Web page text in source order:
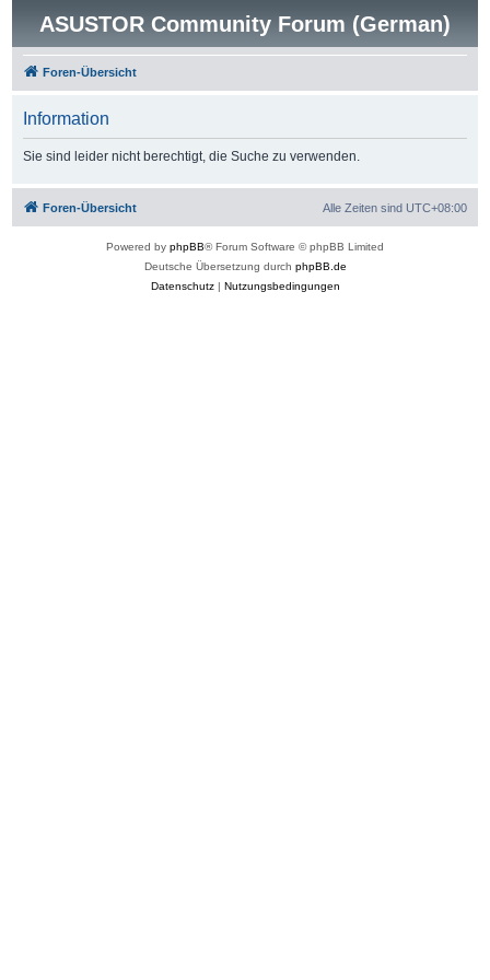
ASUSTOR Community Forum (German)
Foren-Übersicht
Information
Sie sind leider nicht berechtigt, die Suche zu verwenden.
Foren-Übersicht Alle Zeiten sind UTC+08:00
Powered by phpBB® Forum Software © phpBB Limited
Deutsche Übersetzung durch phpBB.de
Datenschutz| Nutzungsbedingungen